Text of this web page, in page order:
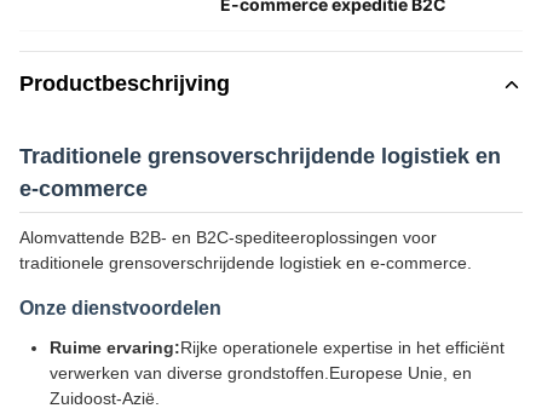
E-commerce expeditie B2C
Productbeschrijving
Traditionele grensoverschrijdende logistiek en
e-commerce
Alomvattende B2B- en B2C-spediteeroplossingen voor
traditionele grensoverschrijdende logistiek en e-commerce.
Onze dienstvoordelen
Ruime ervaring:Rijke operationele expertise in het efficiënt
verwerken van diverse grondstoffen.Europese Unie, en
Zuidoost-Azië.